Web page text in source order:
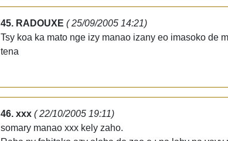
45. RADOUXE ( 25/09/2005 14:21)
Tsy koa ka mato nge izy manao izany eo imasoko de
tena
46. xxx ( 22/10/2005 19:11)
somary manao xxx kely zaho.